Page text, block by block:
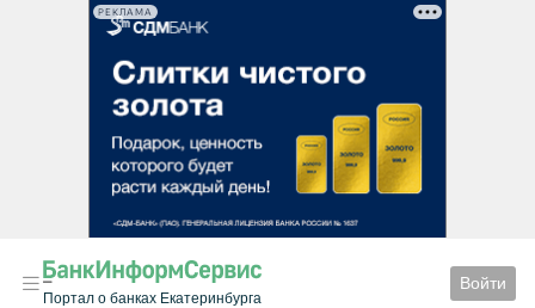
РЕКЛАМА
Портал о банках Екатеринбурга
Войти